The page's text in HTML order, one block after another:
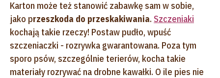
Karton może też stanowić zabawkę sam w sobie,
jako przeszkoda do przeskakiwania. Szczeniaki
kochają takie rzeczy! Postaw pudło, wpuść
szczeniaczki - rozrywka gwarantowana. Poza tym
sporo psów, szczególnie terierów, kocha takie
materiały rozrywać na drobne kawałki. O ile pies nie